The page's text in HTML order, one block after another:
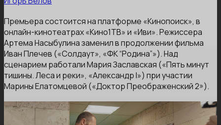
Премьера состоится на платформе «Кинопоиск», в
онлайн-кинотеатрах «Кино1ТВ» и «Иви». Режиссера
Артема Насыбулина заменил в продолжении фильма
Иван Плечев («Солдаут», «ФК “Родина”»). Над
сценарием работали Мария Заславская («Пять минут
тишины. Леса и реки», «Александр I») при участии
Марины Елатомцевой («Доктор Преображенский 2»).